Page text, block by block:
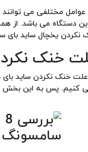
مختلفی می
این دستگاه می باشد.
یخچال ساید بای
علت خنک نکردن ساید
کنیم. پس به این بخش